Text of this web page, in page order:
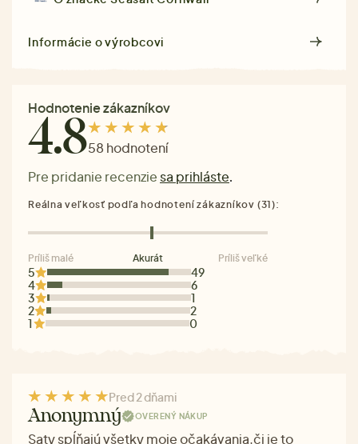
Informácie o výrobcovi
Hodnotenie zákazníkov
4.858 hodnotení
Pre pridanie recenzie sa prihláste.
5
49
4
6
3
1
2
2
1
0
Reálna veľkosť podľa hodnotení zákazníkov (31):
Príliš malé Akurát Príliš veľké
Pred 2 dňami
Anonymný OVERENÝ NÁKUP
Saty spĺňajú všetky moje očakávania,či je to